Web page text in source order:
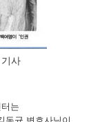
사
는